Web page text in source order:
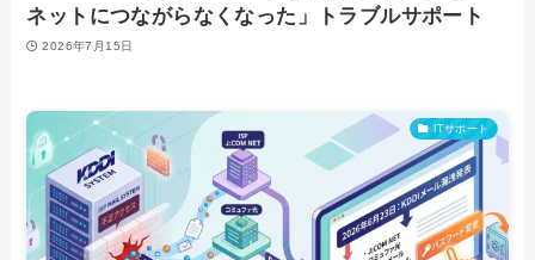
ネットにつながらなくなった」トラブルサポート
2026年7月15日
ITサポート